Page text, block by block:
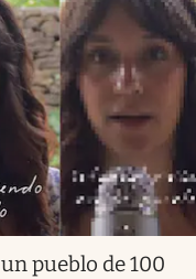
pueblo de 100